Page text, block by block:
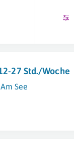
27 Std./Woche
See